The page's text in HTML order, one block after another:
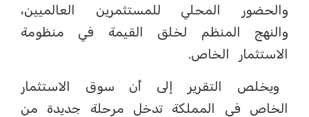
والحضور المحلي للمستثمرين العالميين،
والنهج المنظم لخلق القيمة في منظومة
الاستثمار الخاص.
ويخلص التقرير إلى أن سوق الاستثمار
الخاص في المملكة تدخل مرحلة جديدة من